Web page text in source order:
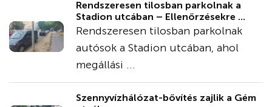
Rendszeresen tilosban parkolnak a
Stadion utcában – Ellenőrzésekre ...
Rendszeresen tilosban parkolnak
autósok a Stadion utcában, ahol
megállási ...
Szennyvízhálózat-bővítés zajlik a Gém